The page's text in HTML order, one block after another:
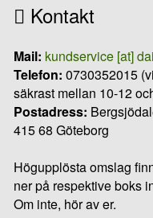
Kontakt
Mail: kundservice [at]
Telefon: 0730352015
säkrast mellan 10-12
Postadress:
415 68 Göteborg
Högupplösta omslag
ner på respektive boks
Om inte, hör av er.